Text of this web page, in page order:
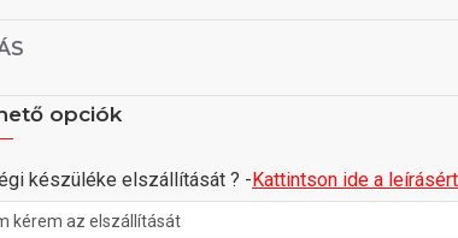
opciók
készüléke elszállítását ? -Kattintson ide a leírásért